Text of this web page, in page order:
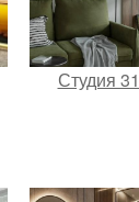
Студия